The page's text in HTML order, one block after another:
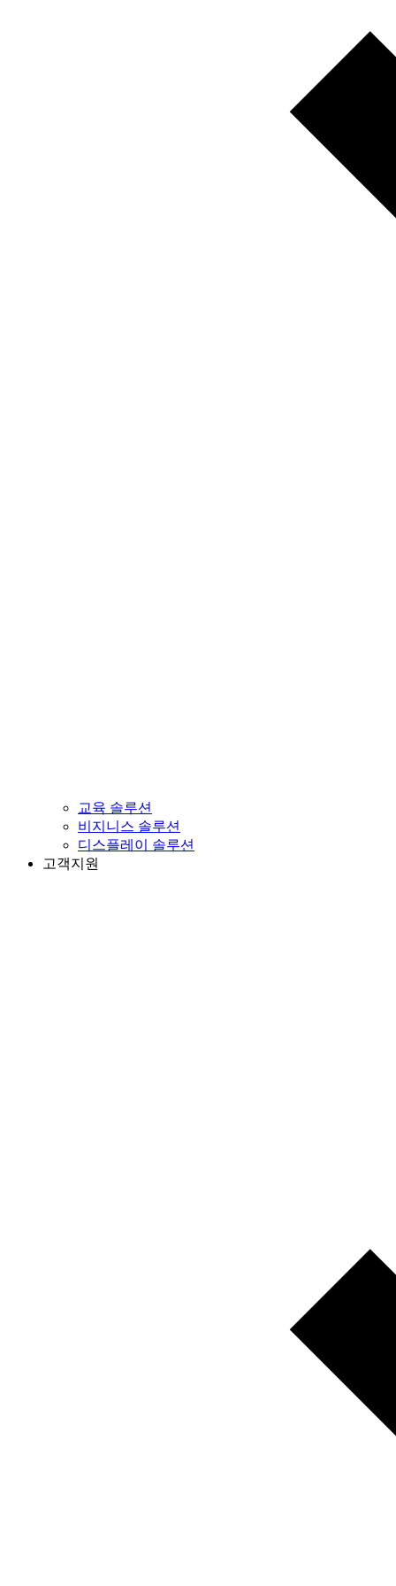
교육 솔루션
비지니스 솔루션
디스플레이 솔루션
고객지원